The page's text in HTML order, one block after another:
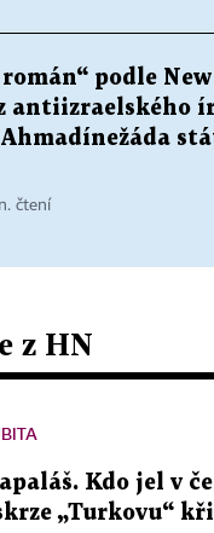
podle
antiizraelského
čtení
z HN
Kdo jel v
„Turkovu“